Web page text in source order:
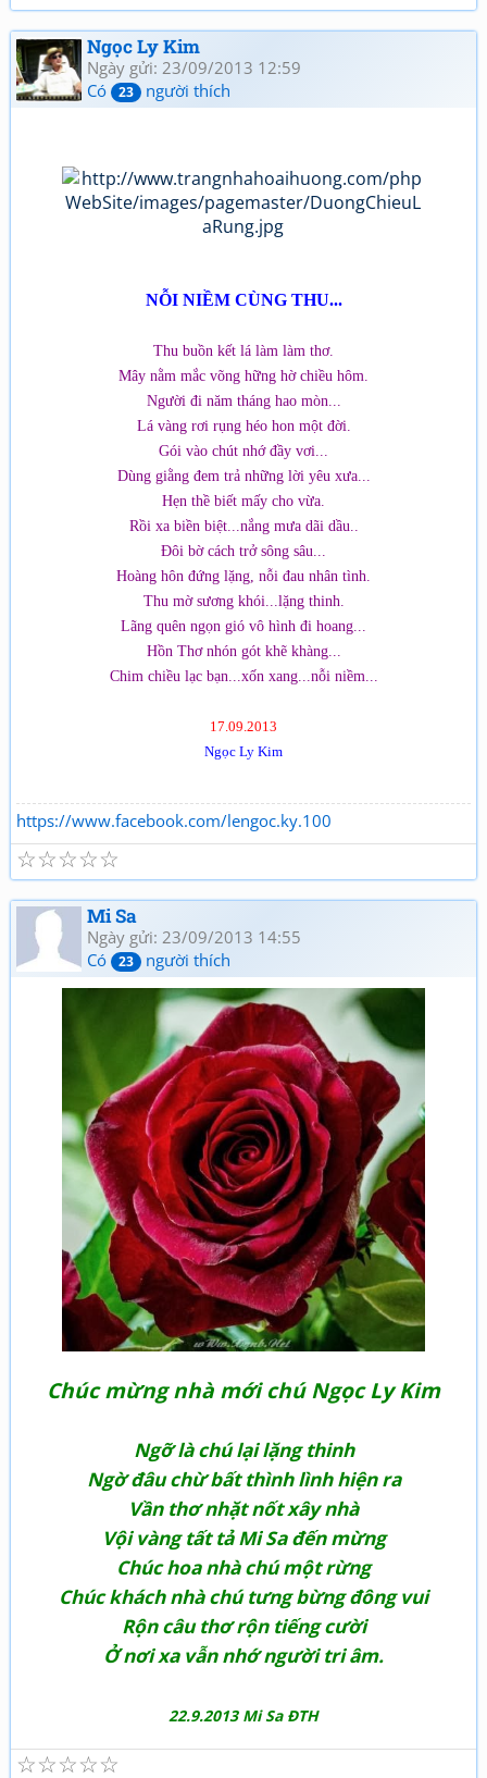
Ngọc Ly Kim
Ngày gửi: 23/09/2013 12:59
Có
23 người thích
NỖI NIỀM CÙNG THU...
Thu buồn kết lá làm làm thơ.
Mây nằm mắc võng hững hờ chiều hôm.
Người đi năm tháng hao mòn...
Lá vàng rơi rụng héo hon một đời.
Gói vào chút nhớ đầy vơi...
Dùng giằng đem trả những lời yêu xưa...
Hẹn thề biết mấy cho vừa.
Rồi xa biền biệt...nắng mưa dãi dầu..
Đôi bờ cách trở sông sâu...
Hoàng hôn đứng lặng, nỗi đau nhân tình.
Thu mờ sương khói...lặng thinh.
Lãng quên ngọn gió vô hình đi hoang...
Hồn Thơ nhón gót khẽ khàng...
Chim chiều lạc bạn...xốn xang...nỗi niềm...
17.09.2013
Ngọc Ly Kim
https://www.facebook.com/lengoc.ky.100
☆
☆
☆
☆
☆
Mi Sa
Ngày gửi: 23/09/2013 14:55
Có
23 người thích
Chúc mừng nhà mới chú Ngọc Ly Kim
Ngỡ là chú lại lặng thinh
Ngờ đâu chừ bất thình lình hiện ra
Vần thơ nhặt nốt xây nhà
Vội vàng tất tả Mi Sa đến mừng
Chúc hoa nhà chú một rừng
Chúc khách nhà chú tưng bừng đông vui
Rộn câu thơ rộn tiếng cười
Ở nơi xa vẫn nhớ người tri âm.
22.9.2013 Mi Sa ĐTH
☆
☆
☆
☆
☆